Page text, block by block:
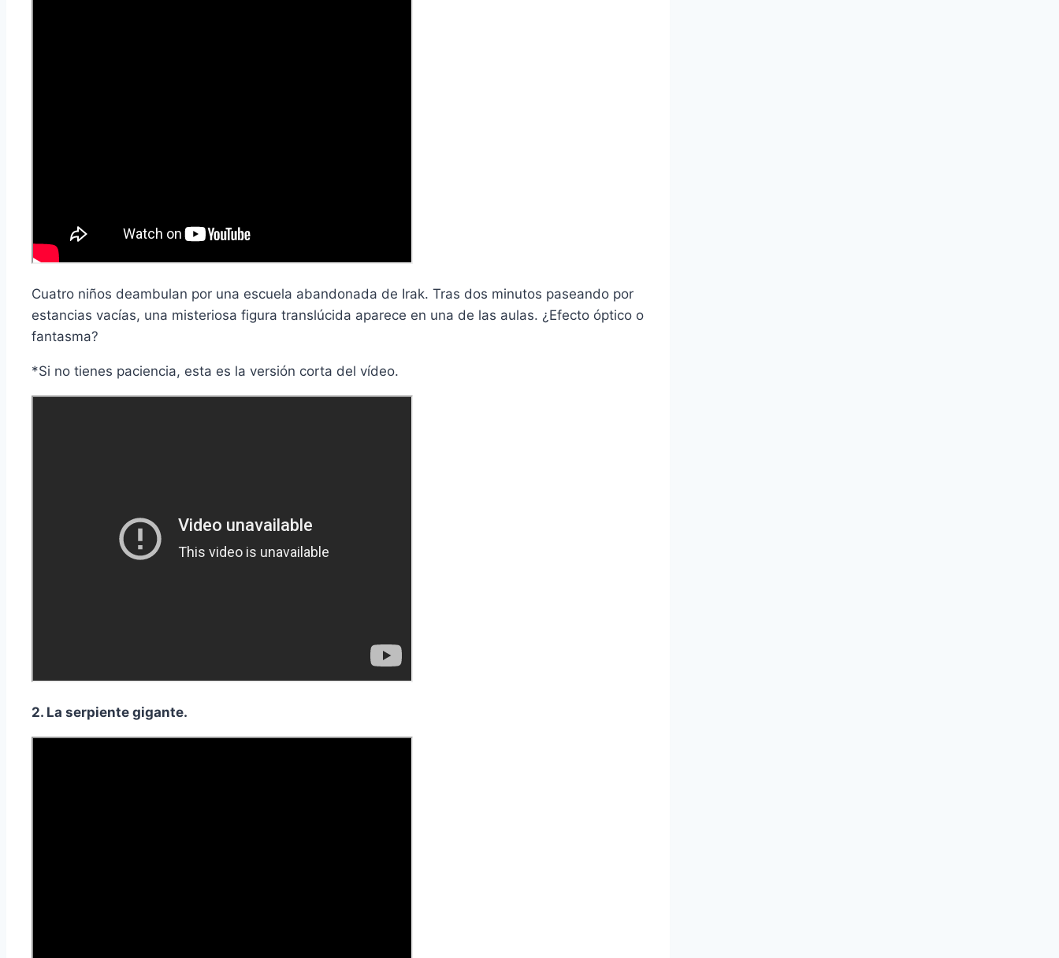
Cuatro niños deambulan por una escuela abandonada de Irak. Tras dos minutos paseando por
estancias vacías, una misteriosa figura translúcida aparece en una de las aulas. ¿Efecto óptico o
fantasma?
*Si no tienes paciencia, esta es la versión corta del vídeo.
2. La serpiente gigante.